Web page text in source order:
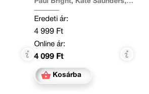
Paul Bright, Kate Saunders,
Eredeti ár:
4 999 Ft
Online ár:
4 099 Ft
Kosárba